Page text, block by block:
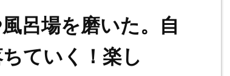
呂場を磨いた。自
ていく！楽し